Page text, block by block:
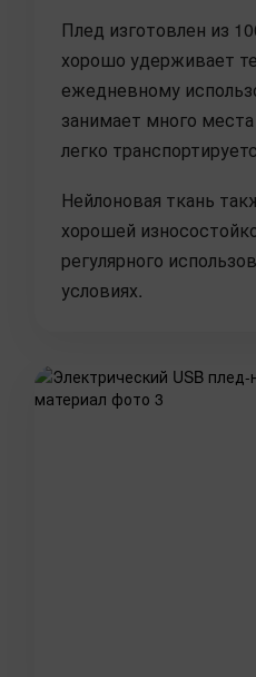
Плед изготовлен из
хорошо удерживает
ежедневному
занимает много
легко
Нейлоновая ткань
хорошей
регулярного
условиях.